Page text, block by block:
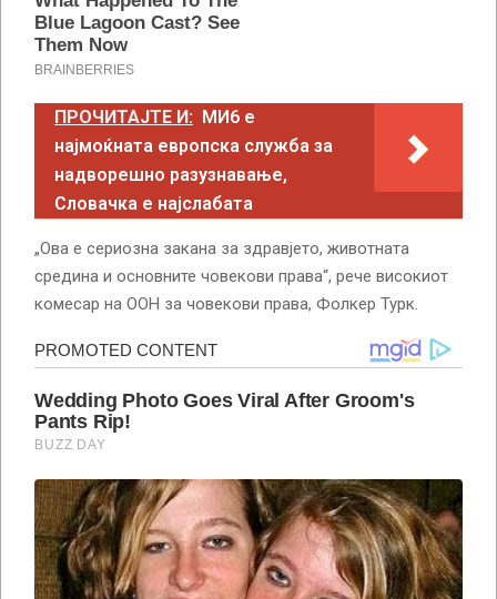
ПРОЧИТАЈТЕ И: МИ6 е
најмоќната европска служба за
надворешно разузнавање,
Словачка е најслабата
„Ова е сериозна закана за здравјето, животната
средина и основните човекови права“, рече високиот
комесар на ООН за човекови права, Фолкер Турк.